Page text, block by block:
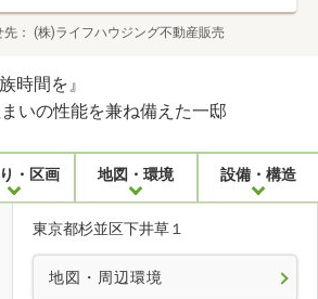
先 (株)ライフハウジング不動産販売
時間を』
いの性能を兼ね備えた一邸
・区画 地図・環境 設備・構造
東京都杉並区下井草１
地図・周辺環境